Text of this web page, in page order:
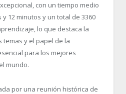
con un tiempo medio
12 minutos y un total de 3360
lo que destaca la
temas y el papel de la
para los mejores
mundo.
por una reunión histórica de